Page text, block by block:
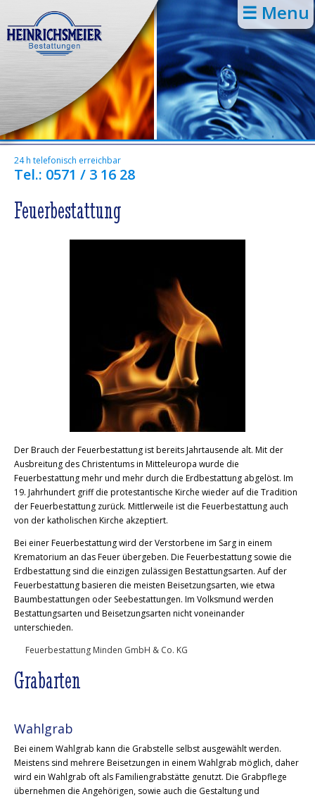
☰ Menu
24 h telefonisch erreichbar
Tel.: 0571 / 3 16 28
Feuerbestattung
Der Brauch der Feuerbestattung ist bereits Jahrtausende alt. Mit der
Ausbreitung des Christentums in Mitteleuropa wurde die
Feuerbestattung mehr und mehr durch die Erdbestattung abgelöst. Im
19. Jahrhundert griff die protestantische Kirche wieder auf die Tradition
der Feuerbestattung zurück. Mittlerweile ist die Feuerbestattung auch
von der katholischen Kirche akzeptiert.
Bei einer Feuerbestattung wird der Verstorbene im Sarg in einem
Krematorium an das Feuer übergeben. Die Feuerbestattung sowie die
Erdbestattung sind die einzigen zulässigen Bestattungsarten. Auf der
Feuerbestattung basieren die meisten Beisetzungsarten, wie etwa
Baumbestattungen oder Seebestattungen. Im Volksmund werden
Bestattungsarten und Beisetzungsarten nicht voneinander
unterschieden.
Feuerbestattung Minden GmbH & Co. KG
Grabarten
Wahlgrab
Bei einem Wahlgrab kann die Grabstelle selbst ausgewählt werden.
Meistens sind mehrere Beisetzungen in einem Wahlgrab möglich, daher
wird ein Wahlgrab oft als Familiengrabstätte genutzt. Die Grabpflege
übernehmen die Angehörigen, sowie auch die Gestaltung und